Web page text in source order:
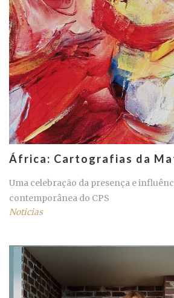
África: Cartografias da
Uma celebração da presença e
contemporânea do CPS
Noticias